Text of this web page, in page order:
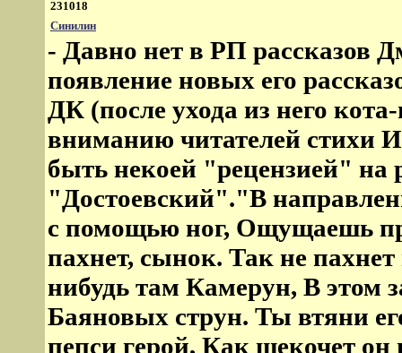
231018
Синилин
- Давно нет в РП рассказов
появление новых его
ДК (после ухода из него
вниманию читателей стихи
быть некоей "рецензией"
"Достоевский"."В
с помощью ног, Ощущаешь
пахнет, сынок. Так не
нибудь там Камерун, В этом
Баяновых струн. Ты втяни
пепси герой, Как щекочет